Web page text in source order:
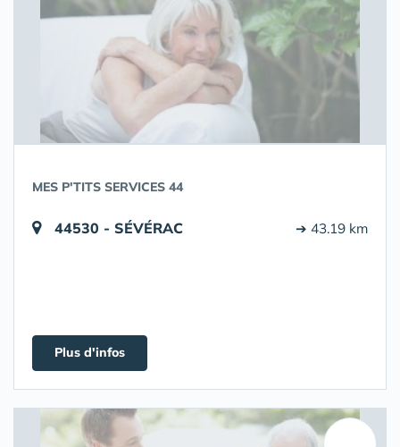
MES P'TITS SERVICES 44
44530 - SÉVÉRAC ➔ 43.19 km
Plus d'infos